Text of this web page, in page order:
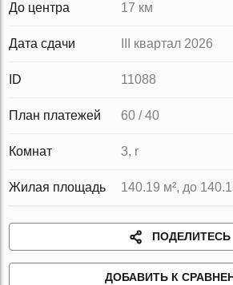
До центра 17 км
Дата сдачи III квартал 2026
ID 11088
План платежей 60 / 40
Комнат 3, r
Жилая площадь 140.19 м², до
ПОДЕЛИТЕСЬ
ДОБАВИТЬ К